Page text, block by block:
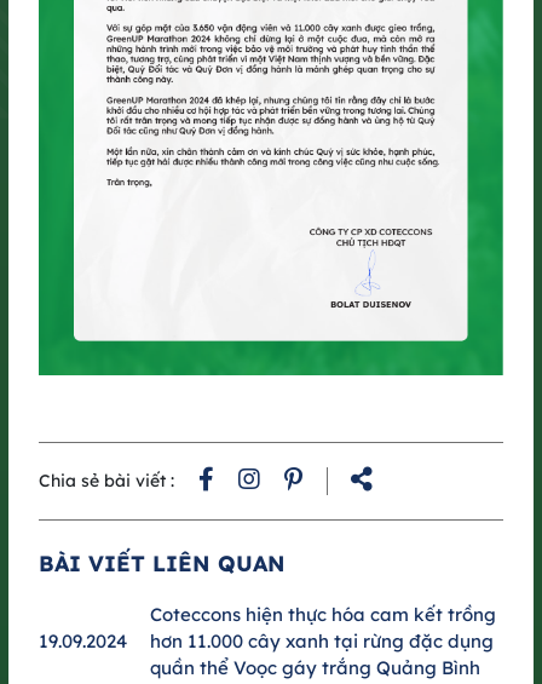
Trải nghiệm mới tại GreenUP Run
Cung đường năm nay không chỉ mang đến không khí sôi động
với loạt thử thách vui nhộn, từ vượt lốp, nhảy lò cò đến bứt phá
ở ải cuối về đích, mà còn đánh dấu bước đổi mới lớn: lần đầu
thần sống xanh và kết nối vì tương lai bền vững.​
Chia sẻ bài viết :
BÀI VIẾT LIÊN QUAN
19.09.2024
Coteccons hiện thực hóa cam kết trồng
hơn 11.000 cây xanh tại rừng đặc dụng
quần thể Voọc gáy trắng Quảng Bình